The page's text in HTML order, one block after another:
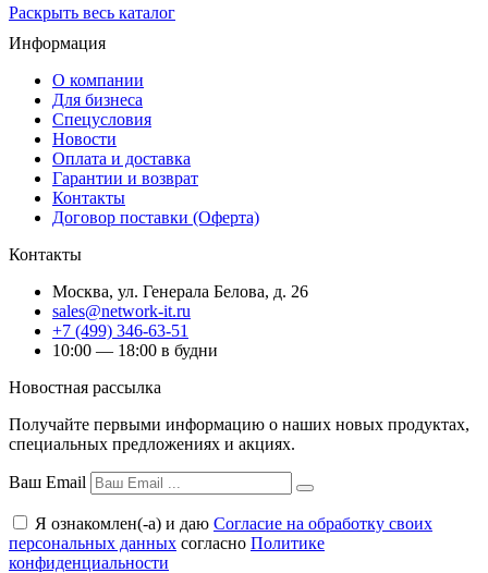
Раскрыть весь каталог
Информация
О компании
Для бизнеса
Спецусловия
Новости
Оплата и доставка
Гарантии и возврат
Контакты
Договор поставки (Оферта)
Контакты
Москва, ул. Генерала Белова, д. 26
sales@network-it.ru
+7 (499) 346-63-51
10:00 — 18:00 в будни
Новостная рассылка
Получайте первыми информацию о наших новых продуктах,
специальных предложениях и акциях.
Ваш Email
Я ознакомлен(-а) и даю Согласие на обработку своих
персональных данных согласно Политике
конфиденциальности